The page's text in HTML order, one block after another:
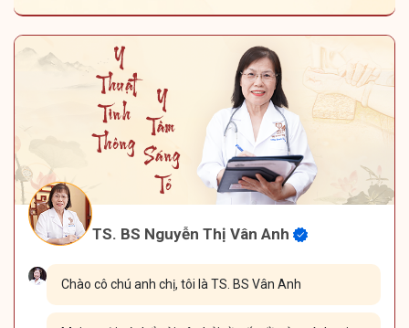
TS. BS Nguyễn Thị Vân Anh
Chào cô chú anh chị, tôi là TS. BS Vân Anh